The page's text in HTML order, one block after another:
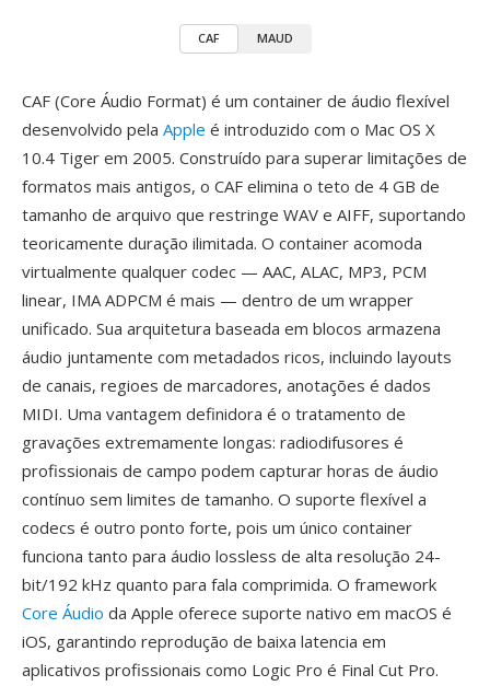
CAF MAUD
CAF (Core Áudio Format) é um container de áudio flexível
desenvolvido pela Apple é introduzido com o Mac OS X
10.4 Tiger em 2005. Construído para superar limitações de
formatos mais antigos, o CAF elimina o teto de 4 GB de
tamanho de arquivo que restringe WAV e AIFF, suportando
teoricamente duração ilimitada. O container acomoda
virtualmente qualquer codec — AAC, ALAC, MP3, PCM
linear, IMA ADPCM é mais — dentro de um wrapper
unificado. Sua arquitetura baseada em blocos armazena
áudio juntamente com metadados ricos, incluindo layouts
de canais, regioes de marcadores, anotações é dados
MIDI. Uma vantagem definidora é o tratamento de
gravações extremamente longas: radiodifusores é
profissionais de campo podem capturar horas de áudio
contínuo sem limites de tamanho. O suporte flexível a
codecs é outro ponto forte, pois um único container
funciona tanto para áudio lossless de alta resolução 24-
bit/192 kHz quanto para fala comprimida. O framework
Core Áudio da Apple oferece suporte nativo em macOS é
iOS, garantindo reprodução de baixa latencia em
aplicativos profissionais como Logic Pro é Final Cut Pro.